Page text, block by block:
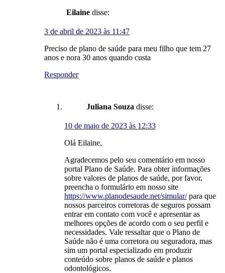
Eilaine disse:
3 de abril de 2023 às 11:47
Preciso de plano de saúde para meu filho que tem 27
anos e nora 30 anos quando custa
Responder
Juliana Souza disse:
10 de maio de 2023 às 12:33
Olá Eilaine,
Agradecemos pelo seu comentário em nosso
portal Plano de Saúde. Para obter informações
sobre valores de planos de saúde, por favor,
preencha o formulário em nosso site
https://www.planodesaude.net/simular/para que
nossos parceiros corretoras de seguros possam
entrar em contato com você e apresentar as
melhores opções de acordo com o seu perfil e
necessidades. Vale ressaltar que o Plano de
Saúde não é uma corretora ou seguradora, mas
sim um portal especializado em produzir
conteúdo sobre planos de saúde e planos
odontológicos.